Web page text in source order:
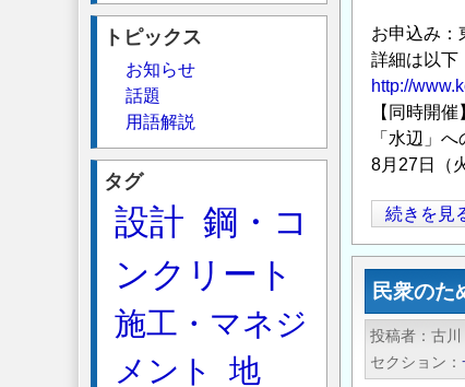
お申込み
詳細は以下
http://
【同時開催】
「水辺」
8月27日（
「青
山
士
（あ
き
の
続きを見
民衆のた
投稿者 古
セクション
トピックス
お知らせ
話題
用語解説
タグ
設計 鋼・コ
ンクリート
施工・マネジ
メント
地